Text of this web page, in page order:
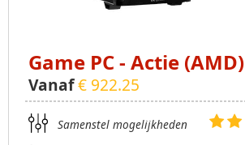
Game PC - Actie (AMD)
Vanaf€ 922.25
Samenstel mogelijkheden